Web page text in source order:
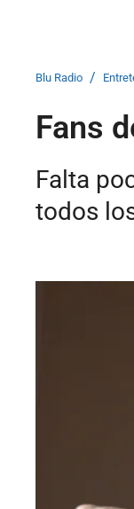
Blu Radio /
Fans
Falta
todos